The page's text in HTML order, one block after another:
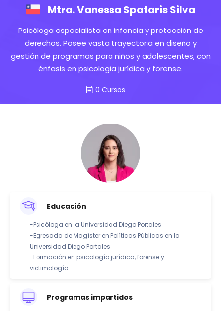
Mtra. Vanessa Spataris Silva
Psicóloga especialista en infancia y protección de
derechos. Posee vasta trayectoria en diseño y
gestión de programas para niños y adolescentes, con
énfasis en psicología jurídica y forense.
0 Cursos
Educación
-Psicóloga en la Universidad Diego Portales
-Egresada de Magíster en Políticas Públicas en la
Universidad Diego Portales
-Formación en psicología jurídica, forense y
victimología
Programas impartidos